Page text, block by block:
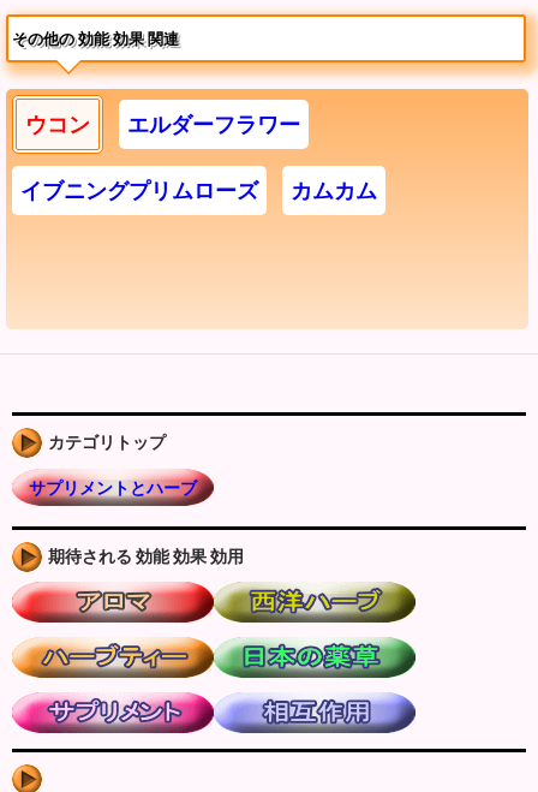
その他の 効能 効果 関連
ウコン エルダーフラワー
イブニングプリムローズ カムカム
カテゴリトップ
サプリメントとハーブ
期待される 効能 効果 効用